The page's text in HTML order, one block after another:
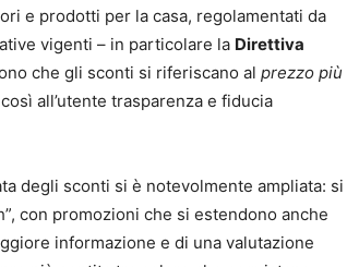
e prodotti per la casa, regolamentati da
vigenti – in particolare la Direttiva
che gli sconti si riferiscano al prezzo più
all’utente trasparenza e fiducia
degli sconti si è notevolmente ampliata: si
con promozioni che si estendono anche
informazione e di una valutazione